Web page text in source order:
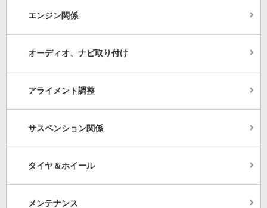
エンジン関係
オーディオ、ナビ取り付け
アライメント調整
サスペンション関係
タイヤ＆ホイール
メンテナンス